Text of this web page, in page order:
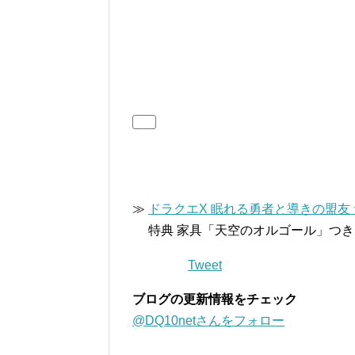
≫ ドラクエX 眠れる勇者と導きの盟友
特典 家具「天空のオルゴール」つき
Tweet
ブログの更新情報をチェック
@DQ10netさんをフォロー